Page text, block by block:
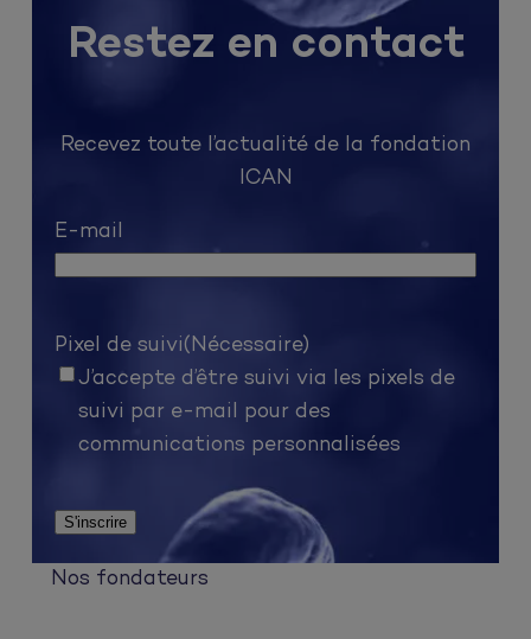
Restez en contact
Recevez toute l’actualité de la fondation
ICAN
E-mail
Pixel de suivi(Nécessaire)
J’accepte d’être suivi via les pixels de
suivi par e-mail pour des
communications personnalisées
Nos fondateurs